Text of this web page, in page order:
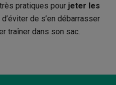
pratiques pour jeter les
d’éviter de s’en débarrasser
traîner dans son sac.